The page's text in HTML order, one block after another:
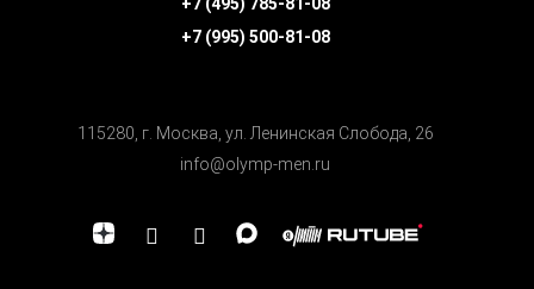
+7 (495) 785-81-08
+7 (995) 500-81-08
115280, г. Москва, ул. Ленинская Cлобода, 26
info@olymp-men.ru